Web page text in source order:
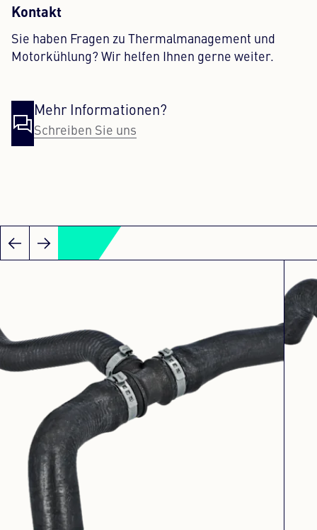
Kontakt
Sie haben Fragen zu Thermalmanagement und
Motorkühlung? Wir helfen Ihnen gerne weiter.
Mehr Informationen?
Schreiben Sie uns